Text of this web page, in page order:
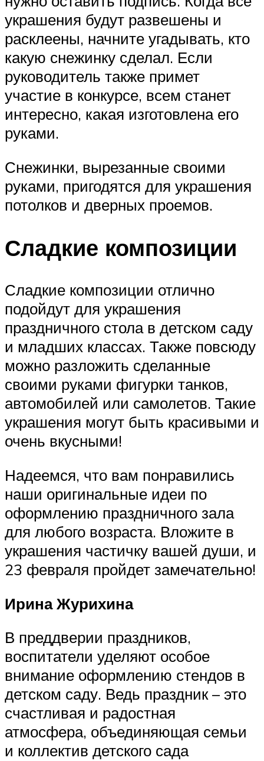
украшения будут развешены и
расклеены, начните угадывать, кто
какую снежинку сделал. Если
руководитель также примет
участие в конкурсе, всем станет
интересно, какая изготовлена его
руками.
Снежинки, вырезанные своими
руками, пригодятся для украшения
потолков и дверных проемов.
Сладкие композиции
Сладкие композиции отлично
подойдут для украшения
праздничного стола в детском саду
и младших классах. Также повсюду
можно разложить сделанные
своими руками фигурки танков,
автомобилей или самолетов. Такие
украшения могут быть красивыми и
очень вкусными!
Надеемся, что вам понравились
наши оригинальные идеи по
оформлению праздничного зала
для любого возраста. Вложите в
украшения частичку вашей души, и
23 февраля пройдет замечательно!
Ирина Журихина
В преддверии праздников,
воспитатели уделяют особое
внимание оформлению стендов в
детском саду. Ведь праздник – это
счастливая и радостная
атмосфера, объединяющая семьи
и коллектив детского сада